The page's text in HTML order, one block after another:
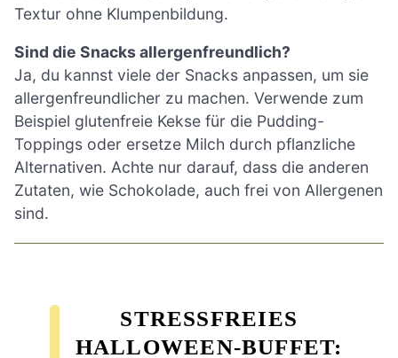
Textur ohne Klumpenbildung.
Sind die Snacks allergenfreundlich?
Ja, du kannst viele der Snacks anpassen, um sie
allergenfreundlicher zu machen. Verwende zum
Beispiel glutenfreie Kekse für die Pudding-
Toppings oder ersetze Milch durch pflanzliche
Alternativen. Achte nur darauf, dass die anderen
Zutaten, wie Schokolade, auch frei von Allergenen
sind.
STRESSFREIES
HALLOWEEN-BUFFET: